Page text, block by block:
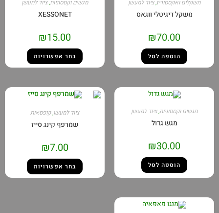
משקלים ואקססוריז,ציוד למעשן
משקל דיגיטלי ווגאס
₪70.00
הוספה לסל
מגשים וקססוניות,ציוד למעשן
XESSONET
₪15.00
בחר אפשרויות
מגשים וקססוניות,ציוד למעשן
מגש גדול
₪30.00
הוספה לסל
ציוד למעשן,קופסאות
שמרפף קינג סייז
₪7.00
בחר אפשרויות